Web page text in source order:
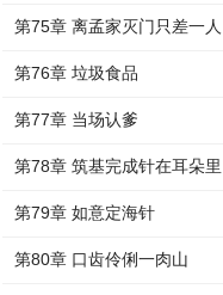
第75章 离孟家灭门只差一人
第76章 垃圾食品
第77章 当场认爹
第78章 筑基完成针在耳朵里
第79章 如意定海针
第80章 口齿伶俐一肉山